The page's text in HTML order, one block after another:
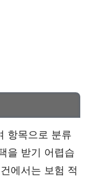
항목으로 분류
을 받기 어렵습
에서는 보험 적